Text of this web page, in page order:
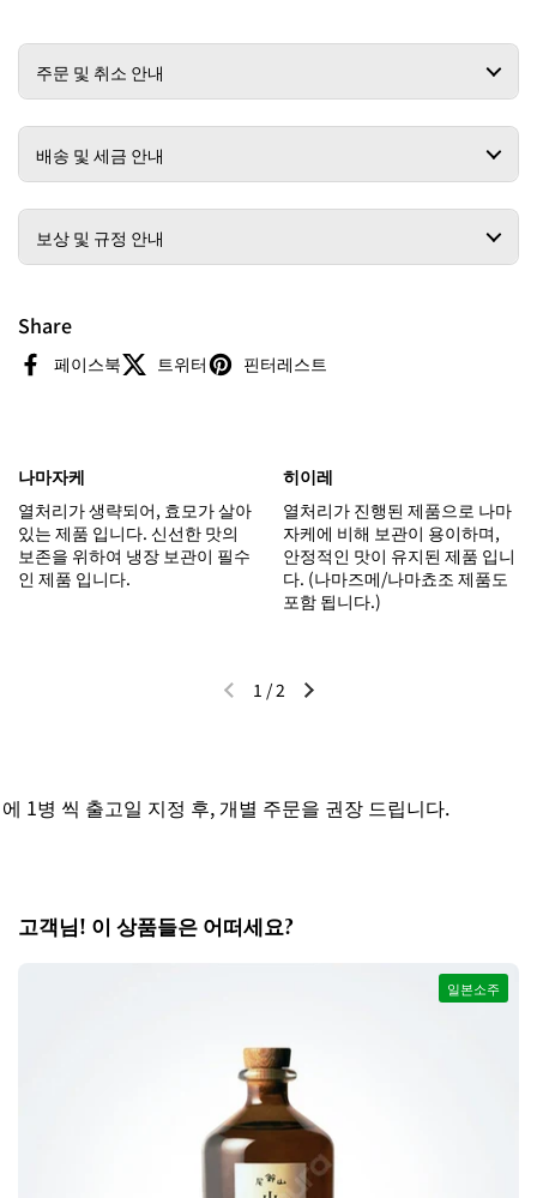
주문 및 취소 안내
배송 및 세금 안내
보상 및 규정 안내
Share
페이스북 트위터 핀터레스트
나마자케
열처리가 생략되어, 효모가 살아
있는 제품 입니다. 신선한 맛의
보존을 위하여 냉장 보관이 필수
인 제품 입니다.
히이레
열처리가 진행된 제품으로 나마
자케에 비해 보관이 용이하며,
안정적인 맛이 유지된 제품 입니
다. (나마즈메/나마쵸조 제품도
포함 됩니다.)
이전 슬라이드다음 슬라이드
1 /2
병 씩 출고일 지정 후, 개별 주문을 권장 드립니다.
고객님! 이 상품들은 어떠세요?
일본소주